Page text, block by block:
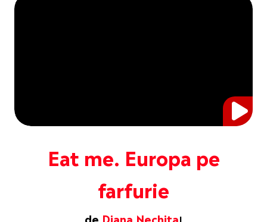
Eat me. Europa pe
farfurie
de Diana Nechita